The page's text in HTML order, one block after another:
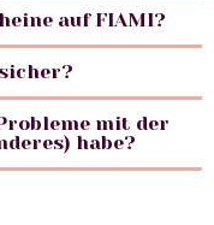
auf FIAMI?
mit der
habe?